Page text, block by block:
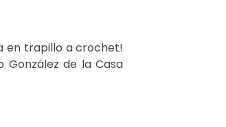
en trapillo a crochet!
González de la Casa